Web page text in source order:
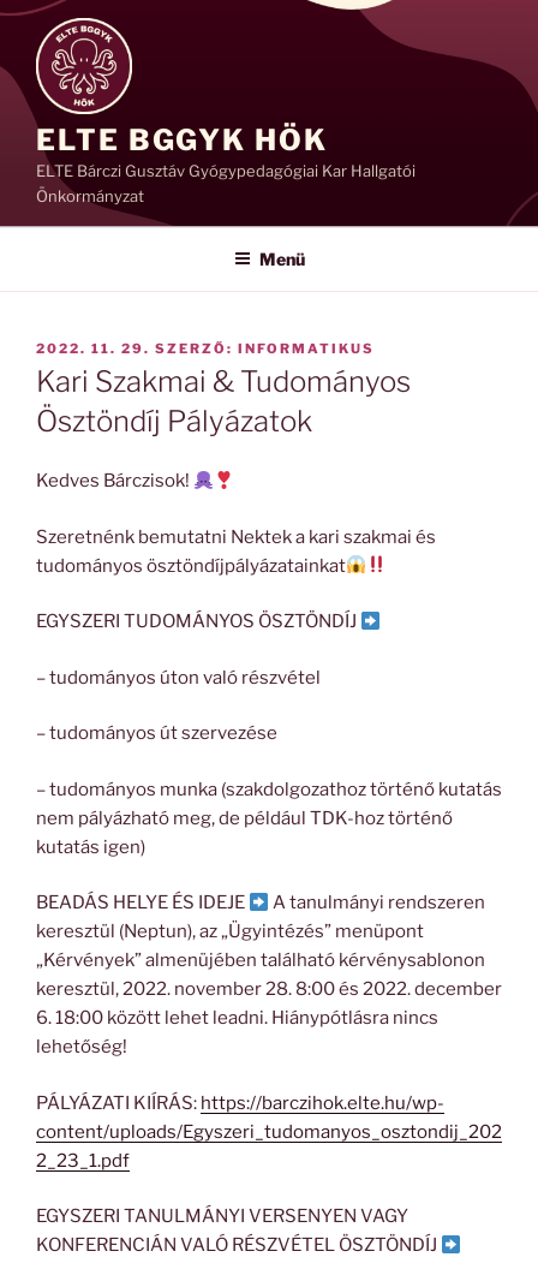
Tartalomhoz
ELTE BGGYK HÖK
ELTE Bárczi Gusztáv Gyógypedagógiai Kar Hallgatói
Önkormányzat
Menü
BEKÜLDVE:
2022. 11. 29. SZERZŐ: INFORMATIKUS
Kari Szakmai & Tudományos
Ösztöndíj Pályázatok
Kedves Bárczisok!
Szeretnénk bemutatni Nektek a kari szakmai és
tudományos ösztöndíjpályázatainkat
EGYSZERI TUDOMÁNYOS ÖSZTÖNDÍJ
– tudományos úton való részvétel
– tudományos út szervezése
– tudományos munka (szakdolgozathoz történő kutatás
nem pályázható meg, de például TDK-hoz történő
kutatás igen)
BEADÁS HELYE ÉS IDEJE
A tanulmányi rendszeren
keresztül (Neptun), az „Ügyintézés” menüpont
„Kérvények” almenüjében található kérvénysablonon
keresztül, 2022. november 28. 8:00 és 2022. december
6. 18:00 között lehet leadni. Hiánypótlásra nincs
lehetőség!
PÁLYÁZATI KIÍRÁS: https://barczihok.elte.hu/wp-
content/uploads/Egyszeri_tudomanyos_osztondij_202
2_23_1.pdf
EGYSZERI TANULMÁNYI VERSENYEN VAGY
KONFERENCIÁN VALÓ RÉSZVÉTEL ÖSZTÖNDÍJ